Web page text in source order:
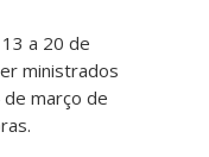
a 20 de
ministrados
março de